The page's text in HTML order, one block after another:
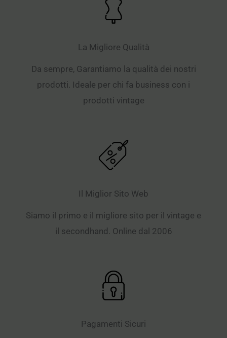
La Migliore Qualità
Da sempre, Garantiamo la qualità dei nostri
prodotti. Ideale per chi fa business con i
prodotti vintage
Il Miglior Sito Web
Siamo il primo e il migliore sito per il vintage e
il secondhand. Online dal 2006
Pagamenti Sicuri